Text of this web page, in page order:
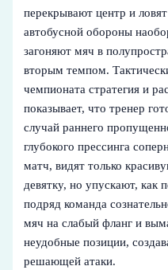
перекрывают центр и
автобусной обороны
загоняют мяч в
вторым темпом.
чемпионата стратегия и
показывает, что тренер
случай раннего
глубокого прессинга
матч, видят только
девятку, но упускают, как
подряд команда
мяч на слабый фланг и
неудобные позиции,
решающей атаки.